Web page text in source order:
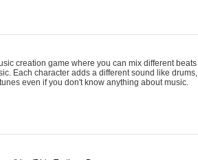
creation game where you can mix different beats
Each character adds a different sound like drums,
even if you don't know anything about music.